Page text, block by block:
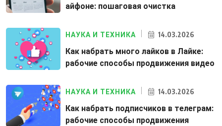
айфоне: пошаговая очистка
НАУКА И ТЕХНИКА 14.03.2026
Как набрать много лайков в Лайке:
рабочие способы продвижения видео
НАУКА И ТЕХНИКА 14.03.2026
Как набрать подписчиков в телеграм:
рабочие способы продвижения